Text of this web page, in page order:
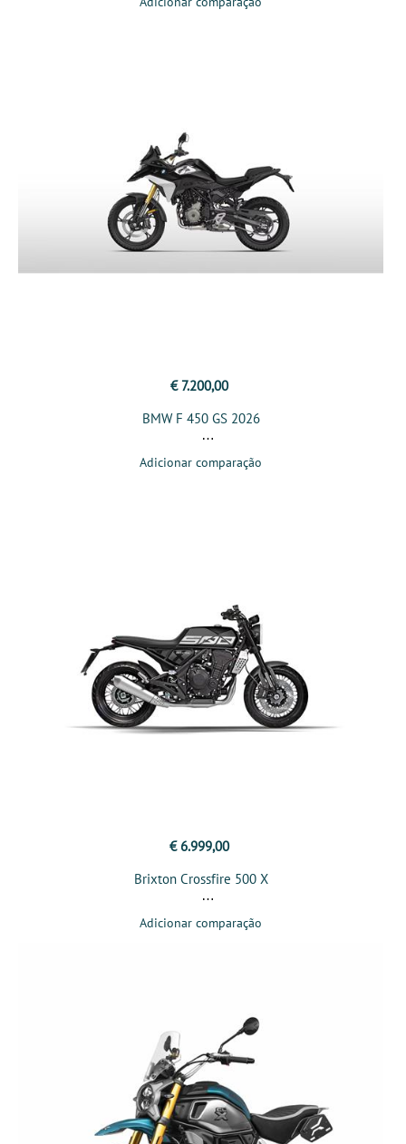
€ 7.200,00
BMW F 450 GS 2026
Adicionar comparação
€ 6.999,00
Brixton Crossfire 500 X
Adicionar comparação